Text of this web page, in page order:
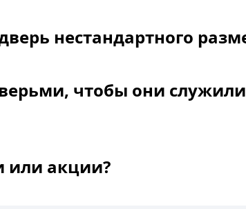
нестандартного
чтобы они служили
или акции?